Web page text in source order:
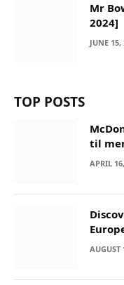
Mr
2024]
JUNE 15,
TOP POSTS
til
APRIL
AUGUST